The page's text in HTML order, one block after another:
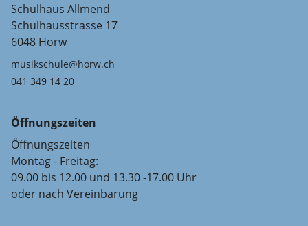
Schulhaus Allmend
Schulhausstrasse 17
6048 Horw
musikschule@horw.ch
041 349 14 20
Öffnungszeiten
Öffnungszeiten
Montag - Freitag:
09.00 bis 12.00 und 13.30 -17.00 Uhr
oder nach Vereinbarung